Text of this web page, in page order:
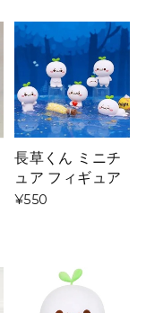
長草くん ミニチ
ュア フィギュア
¥550